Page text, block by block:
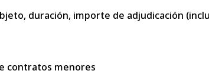
duración, importe de adjudicación
contratos menores